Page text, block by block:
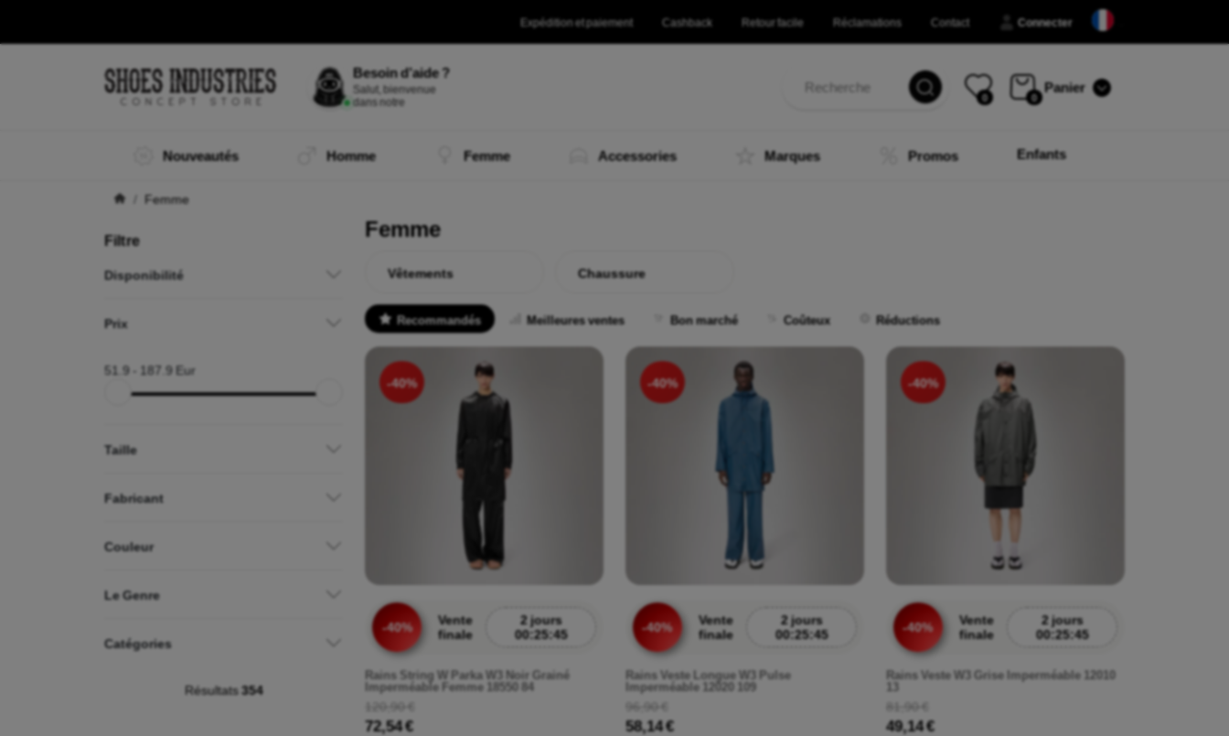
Expédition et paiement Cashback Retour facile Réclamations Contact Connecter
Besoin d’aide ?
Je suis M| 0 0
Panier
Nouveautés Homme Femme Accessories Marques Promos Enfants
Femme
Filtre
Disponibilité
Prix
51.9 187.9Eur
Taille
Fabricant
Couleur
Le Genre
Catégories
Résultats354
Femme
Vêtements Chaussure
Recommandés Meilleures ventes Bon marché Coûteux Réductions
-40%
-40%
Vente
finale
2 jours
00:25:43
Rains String W Parka W3 Noir Grainé
Imperméable Femme 18550 84
120,90 €
72,54 €
-40%
-40%
Vente
finale
2 jours
00:25:43
Rains Veste Longue W3 Pulse
Imperméable 12020 109
96,90 €
58,14 €
-40%
-40%
Vente
finale
2 jours
00:25:43
Rains Veste W3 Grise Imperméable 12010
13
81,90 €
49,14 €